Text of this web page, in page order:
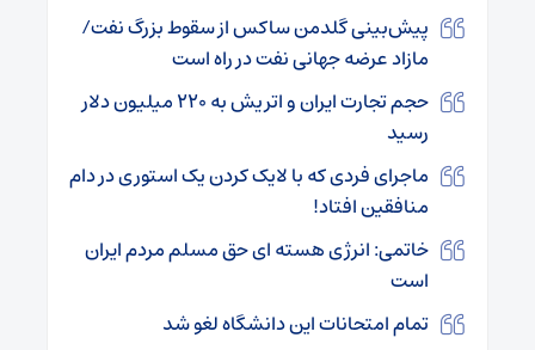
پیش‌بینی گلدمن ساکس از سقوط بزرگ نفت/
مازاد عرضه جهانی نفت در راه است
حجم تجارت ایران و اتریش به ۲۲۰ میلیون دلار
رسید
ماجرای فردی که با لایک کردن یک استوری در دام
منافقین افتاد!
خاتمی: انرژی هسته ای حق مسلم مردم ایران
است
تمام امتحانات این دانشگاه لغو شد